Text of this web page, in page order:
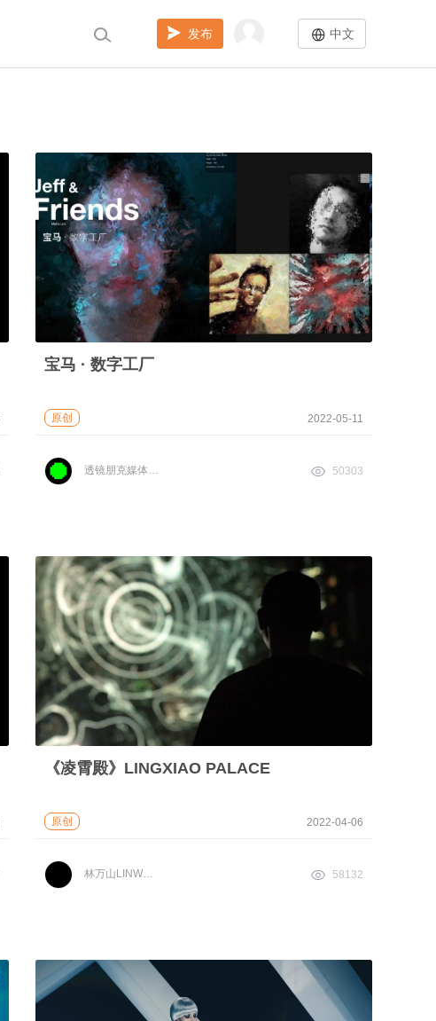
发布 中文
宝马 · 数字工厂
原创 2022-05-11
透镜朋克媒体实验室 50303
《凌霄殿》LINGXIAO PALACE
原创 2022-04-06
林万山LINWANSHAN 58132